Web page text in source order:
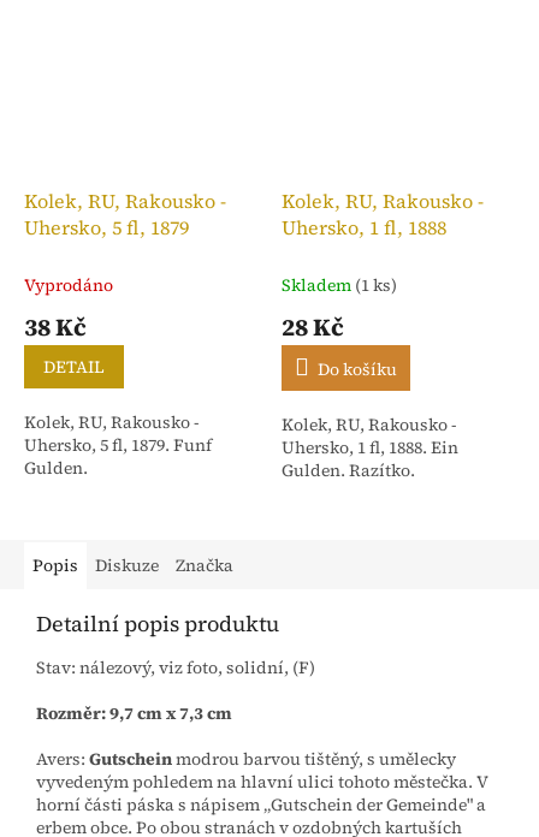
Kolek, RU, Rakousko -
Uhersko, 5 fl, 1879
Vyprodáno
38 Kč
DETAIL
Kolek, RU, Rakousko -
Uhersko, 5 fl, 1879. Funf
Gulden.
Kolek, RU, Rakousko -
Uhersko, 1 fl, 1888
Skladem (1 ks)
28 Kč
Do košíku
Kolek, RU, Rakousko -
Uhersko, 1 fl, 1888. Ein
Gulden. Razítko.
Popis Diskuze Značka
Detailní popis produktu
Stav: nálezový, viz foto, solidní, (F)
Rozměr: 9,7 cm x 7,3 cm
Avers: Gutscheinmodrou barvou tištěný, s umělecky
vyvedeným pohledem na hlavní ulici tohoto městečka. V
horní části páska s nápisem „Gutschein der Gemeinde" a
erbem obce. Po obou stranách v ozdobných kartuších